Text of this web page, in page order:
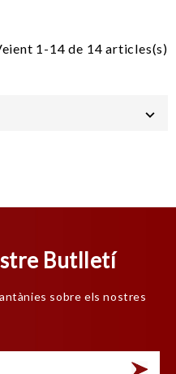
1-14 de 14 articles(s)

Butlletí
sobre els nostres